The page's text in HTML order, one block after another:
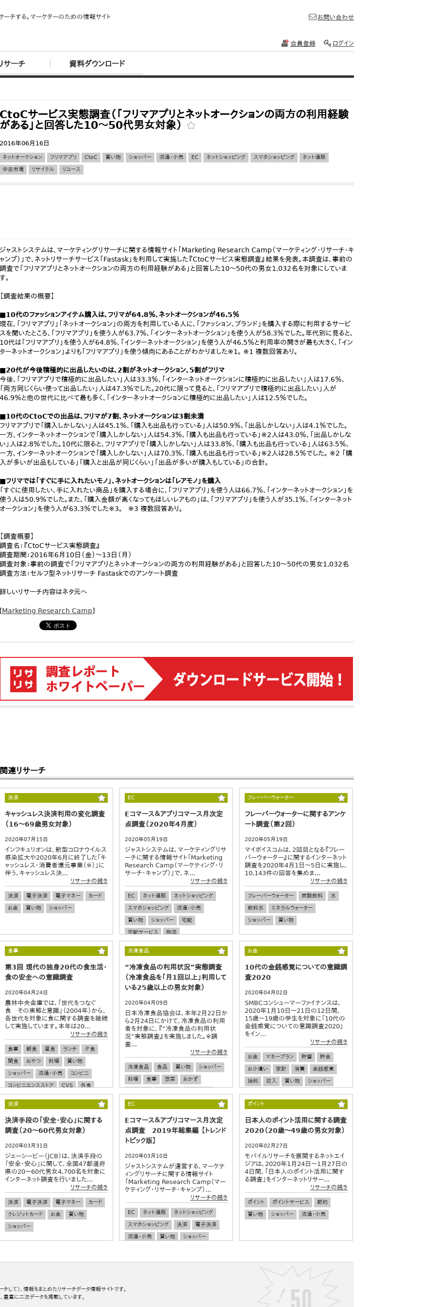
ーチする。マーケターのための情報サイト
サーチ 資料ダウンロード
お問い合わせ
会員登録 ログイン
CtoCサービス実態調査（「フリマアプリとネットオークションの両方の利用経験
がある」と回答した10～50代男女対象）
2016年06月16日
ネットオークション フリマアプリ CtoC 買い物 ショッパー 流通・小売 EC ネットショッピング スマホショッピング
ネット通販
中古市場
リサイクル リユース
ジャストシステムは、マーケティングリサーチに関する情報サイト「Marketing Research Camp（マーケティング・リサーチ・キ
ャンプ）」で、ネットリサーチサービス「Fastask」を利用して実施した『CtoCサービス実態調査』結果を発表。本調査は、事前の
調査で「フリマアプリとネットオークションの両方の利用経験がある」と回答した10～50代の男女1,032名を対象にしていま
す。
【調査結果の概要】
■10代のファッションアイテム購入は、フリマが64.8％、ネットオークションが46.5％
現在、「フリマアプリ」「ネットオークション」の両方を利用している人に、「ファッション、ブランド」を購入する際に利用するサービ
スを聞いたところ、「フリマアプリ」を使う人が63.7％、「インターネットオークション」を使う人が58.3％でした。年代別に見ると、
10代は「フリマアプリ」を使う人が64.8％、「インターネットオークション」を使う人が46.5％と利用率の開きが最も大きく、「イン
ターネットオークション」よりも「フリマアプリ」を使う傾向にあることがわかりました※1。 ※1 複数回答あり。
■20代が今後積極的に出品したいのは、2割がネットオークション、5割がフリマ
今後、「フリマアプリで積極的に出品したい」人は33.3％、「インターネットオークションに積極的に出品したい」人は17.6％、
「両方同じくらい使って出品したい」人は47.3％でした。20代に限って見ると、「フリマアプリで積極的に出品したい」人が
46.9％と他の世代に比べて最も多く、「インターネットオークションに積極的に出品したい」人は12.5％でした。
■10代のCtoCでの出品は、フリマが7割、ネットオークションは3割未満
フリマアプリで「購入しかしない」人は45.1％、「購入も出品も行っている」人は50.9％、「出品しかしない」人は4.1％でした。
一方、インターネットオークションで「購入しかしない」人は54.3％、「購入も出品も行っている」※2人は43.0％、「出品しかしな
い」人は2.8％でした。10代に限ると、フリマアプリで「購入しかしない」人は33.8％、「購入も出品も行っている」人は63.5％、
一方、インターネットオークションで「購入しかしない」人は70.3％、「購入も出品も行っている」※2人は28.5％でした。 ※2 「購
入が多いが出品もしている」「購入と出品が同じくらい」「出品が多いが購入もしている」の合計。
■フリマでは「すぐに手に入れたいモノ」、ネットオークションは「レアモノ」を購入
「すぐに使用したい、手に入れたい商品」を購入する場合に、「フリマアプリ」を使う人は66.7％、「インターネットオークション」を
使う人は50.9％でした。また、「購入金額が高くなってもほしいレアもの」は、「フリマアプリ」を使う人が35.1％、「インターネット
オークション」を使う人が63.3％でした※3。 ※3 複数回答あり。
【調査概要】
調査名：『CtoCサービス実態調査』
調査期間：2016年6月10日（金）～13日（月）
調査対象：事前の調査で「フリマアプリとネットオークションの両方の利用経験がある」と回答した10～50代の男女1,032名
調査方法：セルフ型ネットリサーチ Fastaskでのアンケート調査
詳しいリサーチ内容はネタ元へ
[Marketing Research Camp]
関連リサーチ
決済
キャッシュレス決済利用の変化調査
（16～69歳男女対象）
2020年07月15日
インフキュリオンは、新型コロナウイルス
感染拡大や2020年6月に終了した「キ
ャッシュレス・消費者還元事業（※）」に
伴う、キャッシュレス決...
リサーチの続き
決済 電子決済 電子マネー
カード
お金
買い物 ショッパー
EC
Eコマース＆アプリコマース月次定
点調査（2020年4月度）
2020年05月19日
ジャストシステムは、マーケティングリサ
ーチに関する情報サイト「Marketing
Research Camp（マーケティング・リ
サーチ・キャンプ）」で、ネ...
リサーチの続き
EC ネット通販
ネットショッピング
スマホショッピング
流通・小売
買い物
ショッパー
宅配
宅配サービス
物流
フレーバーウォーター
フレーバーウォーターに関するアンケ
ート調査（第2回）
2020年05月19日
マイボイスコムは、2回目となる『フレー
バーウォーター』に関するインターネット
調査を2020年4月1日～5日に実施し、
10,143件の回答を集めま...
リサーチの続き
フレーバーウォーター 炭酸飲料
水
飲料水
ミネラルウォーター
ショッパー
買い物
食事
第3回 現代の独身20代の食生活・
食の安全への意識調査
2020年04月24日
農林中央金庫では、「世代をつなぐ
食 その実態と意識」（2004年）から、
各世代を対象に食に関する調査を継続
して実施しています。本年は20...
リサーチの続き
食事 朝食 昼食 ランチ
夕食
間食
おやつ 料理
買い物
ショッパー
流通・小売
コンビニ
コンビニエンスストア
CVS
外食
食生活
若者 ワカモノ
冷凍食品
“冷凍食品の利用状況”実態調査
（冷凍食品を「月1回以上」利用して
いる25歳以上の男女対象）
2020年04月09日
日本冷凍食品協会は、本年2月22日か
ら2月24日にかけて、冷凍食品の利用
者を対象に、『“冷凍食品の利用状
況”実態調査』を実施しました。※調
査...
リサーチの続き
冷凍食品 食品 買い物
ショッパー
料理
食事 惣菜
おかず
調理器具
お金
10代の金銭感覚についての意識調
査2020
2020年04月02日
SMBCコンシューマーファイナンスは、
2020年1月10日～21日の12日間、
15歳～19歳の学生を対象に「10代の
金銭感覚についての意識調査2020」
をイン...
リサーチの続き
お金 マネープラン 貯蓄
貯金
お小遣い
家計 消費
金銭感覚
給料
収入 買い物
ショッパー
決済
電子決済 若者
ワカモノ
決済
決済手段の「安全・安心」に関する
調査（20～60代男女対象）
2020年03月31日
ジェーシービー（JCB）は、決済手段の
「安全・安心」に関して、全国47都道府
県の20～60代男女4,700名を対象に
インターネット調査を行いました...
リサーチの続き
決済 電子決済 電子マネー
カード
クレジットカード
お金
買い物
ショッパー
EC
Eコマース＆アプリコマース月次定
点調査 2019年総集編 【トレンド
トピック版】
2020年03月10日
ジャストシステムが運営する、マーケテ
ィングリサーチに関する情報サイト
「Marketing Research Camp（マー
ケティング・リサーチ・キャンプ）...
リサーチの続き
EC ネット通販
ネットショッピング
スマホショッピング
決済
電子決済
流通・小売
買い物 ショッパー
ポイント
日本人のポイント活用に関する調査
2020（20歳～49歳の男女対象）
2020年02月27日
モバイルリサーチを展開するネットエイ
ジアは、2020年1月24日～1月27日の
4日間、「日本人のポイント活用に関す
る調査」をインターネットリサー...
リサーチの続き
ポイント ポイントサービス
節約
買い物
ショッパー 流通・小売
して）、情報をまとめたリサーチデータ情報サイトです。
富に二次データを掲載しています。